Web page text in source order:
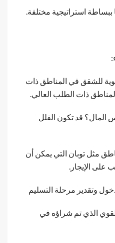
ببساطة استراتيجية مختلفة.
للشقق في المناطق ذات
ذات الطلب العالي.
المال؟ قد تكون الفلل
مثل توبان التي يمكن أن
على الإيجار.
وتقدير مرحلة التسليم
الذي تم شراؤه في